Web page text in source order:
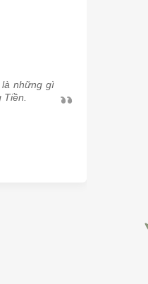
những gì